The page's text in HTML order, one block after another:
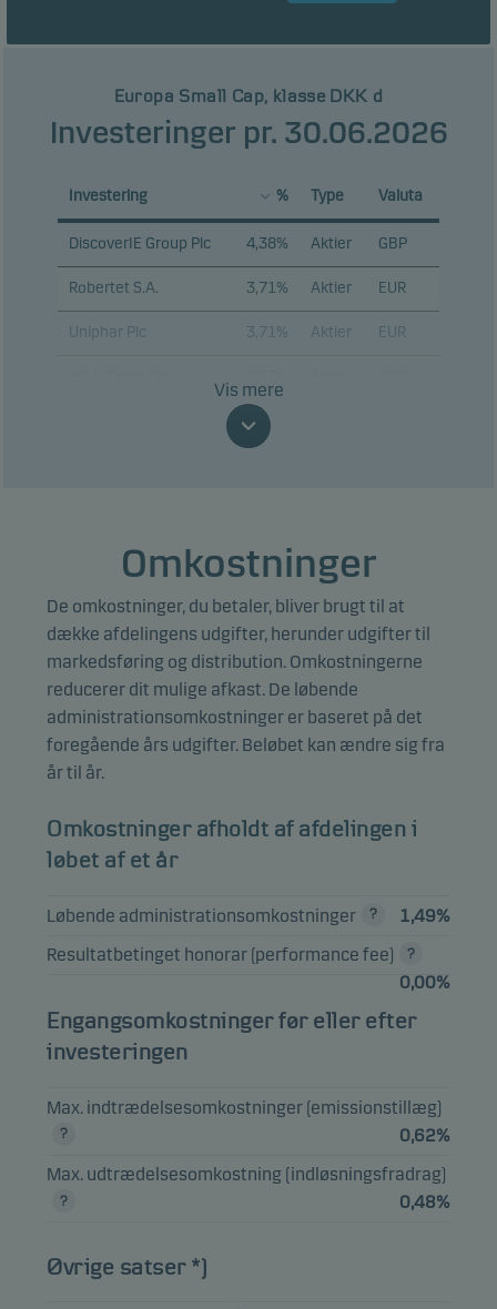
Europa Small Cap, klasse DKK d
Investeringer pr. 30.06.2026
Investering % Type Valuta
DiscoverIE Group Plc 4,38% Aktier GBP
Robertet S.A. 3,71% Aktier EUR
Uniphar Plc 3,71% Aktier EUR
3,52%
Craneware Plc 2,96% Aktier
Inficon Holding AG 2,58% Aktier CHF
Cembre SpA 2,33% Aktier EUR
Bemærk, at alle beholdninger er forsinket med 1 måned.
Vis mere
Omkostninger
De omkostninger, du betaler, bliver brugt til at
dække afdelingens udgifter, herunder udgifter til
markedsføring og distribution. Omkostningerne
reducerer dit mulige afkast. De løbende
administrationsomkostninger er baseret på det
foregående års udgifter. Beløbet kan ændre sig fra
år til år.
Omkostninger afholdt af afdelingen i
løbet af et år
Løbende administrationsomkostninger
1,49%
Resultatbetinget honorar (performance fee)
0,00%
Engangsomkostninger før eller efter
investeringen
Max. indtrædelsesomkostninger (emissionstillæg)
0,62%
Max. udtrædelsesomkostning (indløsningsfradrag)
0,48%
Øvrige satser *)